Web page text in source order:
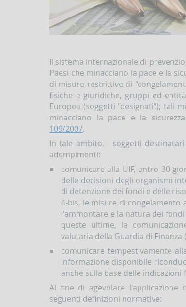
Il sistema internazionale di
Paesi che minacciano la pace e la
di misure restrittive di
fisiche e giuridiche, gruppi ed
Europea (soggetti "designati"); tali
minacciano la pace e la
109/2007.
In tale ambito, i soggetti
adempimenti:
comunicare alla UIF, entro 30
delle decisioni degli organismi
di detenzione dei fondi e delle
4-bis, le misure di congelamento
l'ammontare e la natura dei
queste ultime, la
valutaria della Guardia di Finanza
comunicare tempestivamente
informazione disponibile
anche sulla base delle
Al fine di agevolare l'applicazione
seguenti definizioni normative: